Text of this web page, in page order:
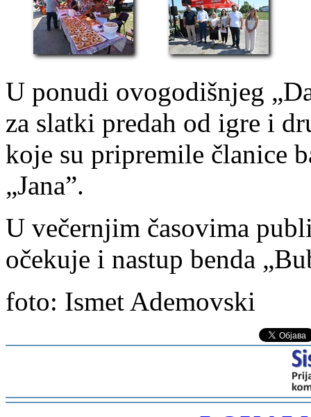
U ponudi ovogodišnjeg
za slatki predah od igre i
koje su pripremile članice
„Jana”.
U večernjim časovima
očekuje i nastup benda
foto: Ismet Ademovski
-